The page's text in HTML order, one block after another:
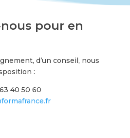
pour en
d’un conseil, nous
:
40 50 60